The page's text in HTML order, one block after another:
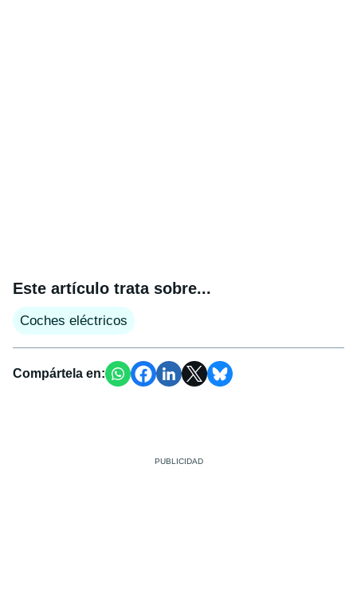
Este artículo trata sobre...
Coches eléctricos
Compártela en: